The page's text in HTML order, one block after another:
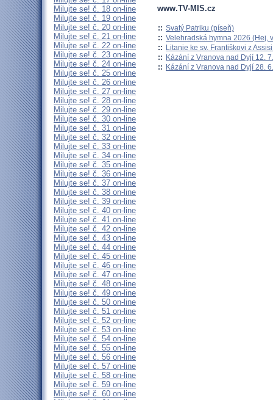
Milujte se! č. 18 on-line
Milujte se! č. 19 on-line
Milujte se! č. 20 on-line
Milujte se! č. 21 on-line
Milujte se! č. 22 on-line
Milujte se! č. 23 on-line
Milujte se! č. 24 on-line
Milujte se! č. 25 on-line
Milujte se! č. 26 on-line
Milujte se! č. 27 on-line
Milujte se! č. 28 on-line
Milujte se! č. 29 on-line
Milujte se! č. 30 on-line
Milujte se! č. 31 on-line
Milujte se! č. 32 on-line
Milujte se! č. 33 on-line
Milujte se! č. 34 on-line
Milujte se! č. 35 on-line
Milujte se! č. 36 on-line
Milujte se! č. 37 on-line
Milujte se! č. 38 on-line
Milujte se! č. 39 on-line
Milujte se! č. 40 on-line
Milujte se! č. 41 on-line
Milujte se! č. 42 on-line
Milujte se! č. 43 on-line
Milujte se! č. 44 on-line
Milujte se! č. 45 on-line
Milujte se! č. 46 on-line
Milujte se! č. 47 on-line
Milujte se! č. 48 on-line
Milujte se! č. 49 on-line
Milujte se! č. 50 on-line
Milujte se! č. 51 on-line
Milujte se! č. 52 on-line
Milujte se! č. 53 on-line
Milujte se! č. 54 on-line
Milujte se! č. 55 on-line
Milujte se! č. 56 on-line
Milujte se! č. 57 on-line
Milujte se! č. 58 on-line
Milujte se! č. 59 on-line
Milujte se! č. 60 on-line
www.TV-MIS.cz
:: Svatý Patriku (píseň)
:: Velehradská hymna 2026 (Hej,
:: Litanie ke sv. Františkovi z
:: Kázání z Vranova nad Dyjí 12.
:: Kázání z Vranova nad Dyjí 28.